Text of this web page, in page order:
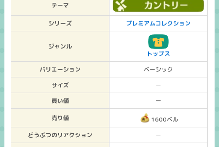
テーマ
シリーズ プレミアムコレクション
ジャンル
トップス
バリエーション
ベーシック
サイズ
ー
買い値
ー
売り値
1600ベル
どうぶつのリアクション
ー